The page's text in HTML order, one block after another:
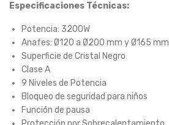
Especificaciones Técnicas:
Potencia: 3200W
Anafes: Ø120 a Ø200 mm y Ø165 mm
Superficie de Cristal Negro
Clase A
9 Niveles de Potencia
Bloqueo de seguridad para niños
Función de pausa